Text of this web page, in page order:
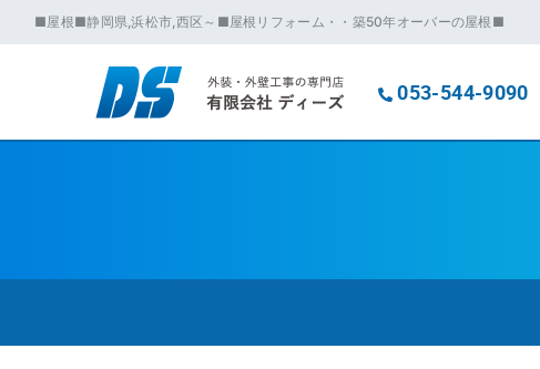
■屋根■静岡県,浜松市,西区～■屋根リフォーム・・築50年オーバーの屋根■
053-544-9090